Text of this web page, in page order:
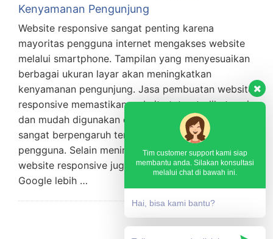
Tim customer support kami siap
membantu anda. Silakan konsultasi
melalui chat di bawah ini.
Hai, bisa kami bantu?
Kenyamanan Pengunjung
Website responsive sangat penting karena
mayoritas pengguna internet mengakses website
melalui smartphone. Tampilan yang menyesuaikan
berbagai ukuran layar akan meningkatkan
kenyamanan pengunjung. Jasa pembuatan website
responsive memastikan website tetap terlihat rapi
dan mudah digunakan di semua perangkat. Hal ini
sangat berpengaruh terhadap pengalaman
pengguna. Selain meningkatkan kenyamanan,
website responsive juga mendukung optimasi SEO.
Google lebih …